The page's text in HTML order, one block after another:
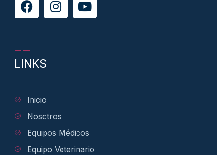
LINKS
Inicio
Nosotros
Equipos Médicos
Equipo Veterinario